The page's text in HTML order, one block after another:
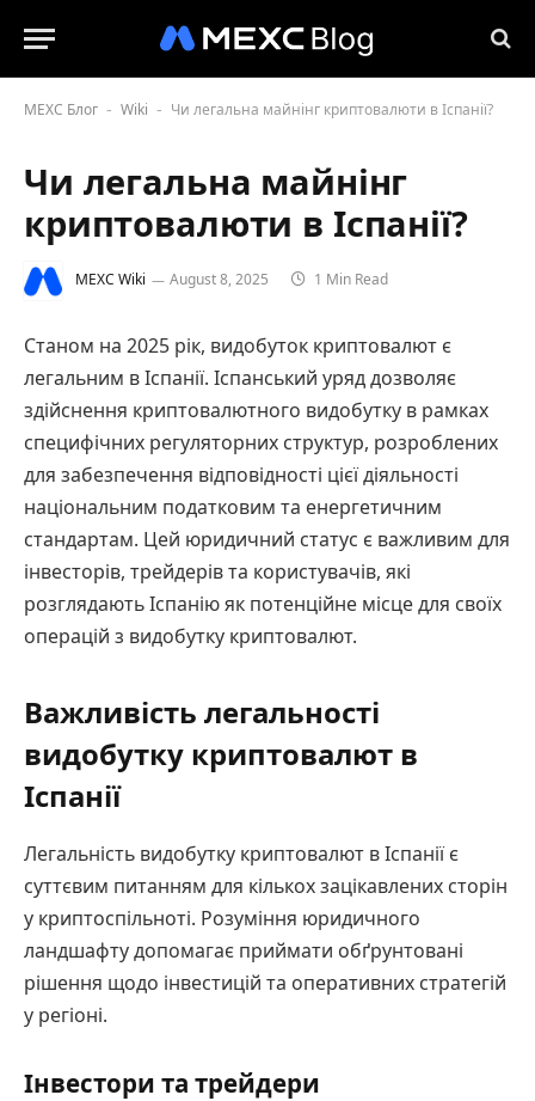
MEXC Блог - Wiki - Чи легальна майнінг криптовалюти в Іспанії?
Чи легальна майнінг
криптовалюти в Іспанії?
MEXC Wiki August 8, 2025 1 Min Read
Станом на 2025 рік, видобуток криптовалют є
легальним в Іспанії. Іспанський уряд дозволяє
здійснення криптовалютного видобутку в рамках
специфічних регуляторних структур, розроблених
для забезпечення відповідності цієї діяльності
національним податковим та енергетичним
стандартам. Цей юридичний статус є важливим для
інвесторів, трейдерів та користувачів, які
розглядають Іспанію як потенційне місце для своїх
операцій з видобутку криптовалют.
Важливість легальності
видобутку криптовалют в
Іспанії
Легальність видобутку криптовалют в Іспанії є
суттєвим питанням для кількох зацікавлених сторін
у криптоспільноті. Розуміння юридичного
ландшафту допомагає приймати обґрунтовані
рішення щодо інвестицій та оперативних стратегій
у регіоні.
Інвестори та трейдери